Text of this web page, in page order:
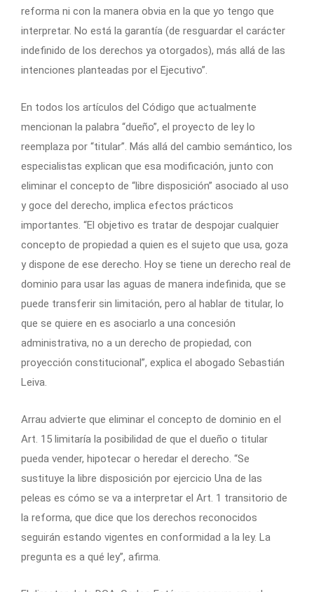
reforma ni con la manera obvia en la que yo tengo que
interpretar. No está la garantía (de resguardar el carácter
indefinido de los derechos ya otorgados), más allá de las
intenciones planteadas por el Ejecutivo”.
En todos los artículos del Código que actualmente
mencionan la palabra “dueño”, el proyecto de ley lo
reemplaza por “titular”. Más allá del cambio semántico, los
especialistas explican que esa modificación, junto con
eliminar el concepto de “libre disposición” asociado al uso
y goce del derecho, implica efectos prácticos
importantes. “El objetivo es tratar de despojar cualquier
concepto de propiedad a quien es el sujeto que usa, goza
y dispone de ese derecho. Hoy se tiene un derecho real de
dominio para usar las aguas de manera indefinida, que se
puede transferir sin limitación, pero al hablar de titular, lo
que se quiere en es asociarlo a una concesión
administrativa, no a un derecho de propiedad, con
proyección constitucional”, explica el abogado Sebastián
Leiva.
Arrau advierte que eliminar el concepto de dominio en el
Art. 15 limitaría la posibilidad de que el dueño o titular
pueda vender, hipotecar o heredar el derecho. “Se
sustituye la libre disposición por ejercicio Una de las
peleas es cómo se va a interpretar el Art. 1 transitorio de
la reforma, que dice que los derechos reconocidos
seguirán estando vigentes en conformidad a la ley. La
pregunta es a qué ley”, afirma.